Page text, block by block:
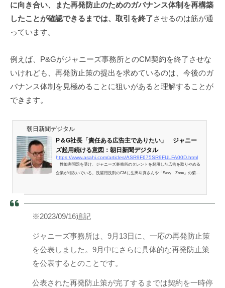
に向き合い、また再発防止のためのガバナンス体制を再構築
したことが確認できるまでは、取引を終了させるのは筋が通
っています。
例えば、P&Gがジャニーズ事務所とのCM契約を終了させな
いけれども、再発防止策の提出を求めているのは、今後のガ
バナンス体制を見極めることに狙いがあると理解することが
できます。
朝日新聞デジタル
P＆G社長「責任ある広告主でありたい」 ジャニー
ズ起用続ける意図：朝日新聞デジタル
https://www.asahi.com/articles/ASR9F675SR9FULFA00D.html
性加害問題を受け、ジャニーズ事務所のタレントを起用した広告を取りやめる
企業が相次いでいる。洗濯用洗剤のCMに生田斗真さんや「Sexy Zone」の菊池
※2023/09/16追記
ジャニーズ事務所は、9月13日に、一応の再発防止策
を公表しました。9月中にさらに具体的な再発防止策
を公表するとのことです。
公表された再発防止策が完了するまでは契約を一時停